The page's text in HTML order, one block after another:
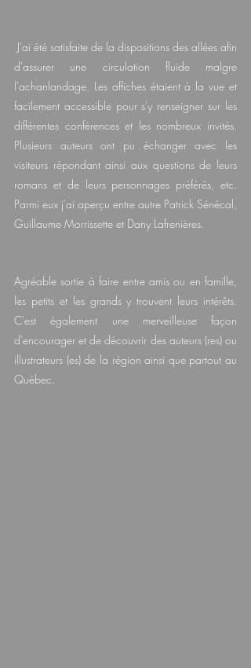
d'assurer une circulation fluide malgre
l'achanlandage. Les affiches étaient à la vue et
facilement accessible pour s'y renseigner sur les
différentes conférences et les nombreux invités.
Plusieurs auteurs ont pu échanger avec les
visiteurs répondant ainsi aux questions de leurs
romans et de leurs personnages préférés, etc.
Parmi eux j'ai aperçu entre autre Patrick Sénécal,
Guillaume Morrissette et Dany Lafrenières.
Agréable sortie à faire entre amis ou en famille,
les petits et les grands y trouvent leurs intérêts.
C'est également une merveilleuse façon
d'encourager et de découvrir des auteurs (res) ou
illustrateurs (es) de la région ainsi que partout au
Québec.